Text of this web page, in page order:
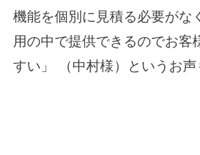
機能を個別に見積る必要がな
用の中で提供できるのでお客
すい」 （中村様）というお声